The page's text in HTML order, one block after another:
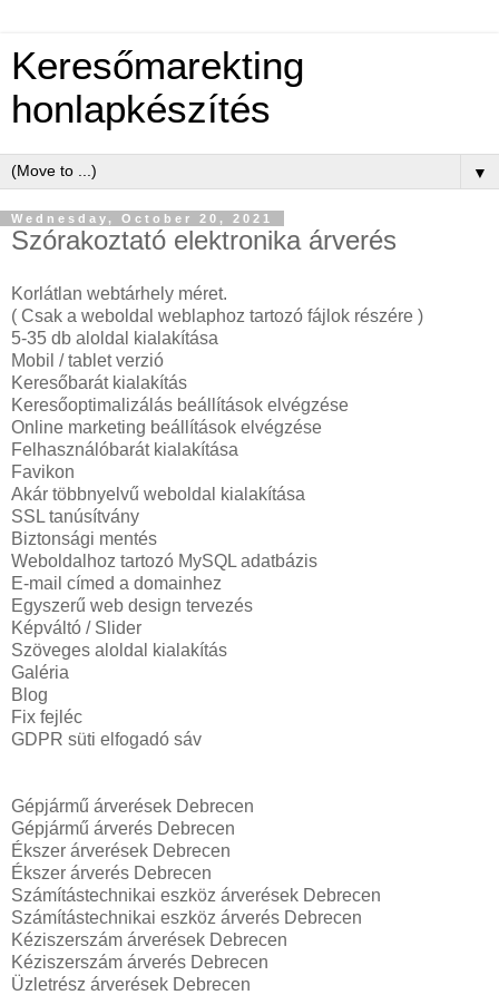
Keresőmarekting
honlapkészítés
▼
Wednesday, October 20, 2021
Szórakoztató elektronika árverés
Korlátlan webtárhely méret.
( Csak a weboldal weblaphoz tartozó fájlok részére )
5-35 db aloldal kialakítása
Mobil / tablet verzió
Keresőbarát kialakítás
Keresőoptimalizálás beállítások elvégzése
Online marketing beállítások elvégzése
Felhasználóbarát kialakítása
Favikon
Akár többnyelvű weboldal kialakítása
SSL tanúsítvány
Biztonsági mentés
Weboldalhoz tartozó MySQL adatbázis
E-mail címed a domainhez
Egyszerű web design tervezés
Képváltó / Slider
Szöveges aloldal kialakítás
Galéria
Blog
Fix fejléc
GDPR süti elfogadó sáv
Gépjármű árverések Debrecen
Gépjármű árverés Debrecen
Ékszer árverések Debrecen
Ékszer árverés Debrecen
Számítástechnikai eszköz árverések Debrecen
Számítástechnikai eszköz árverés Debrecen
Kéziszerszám árverések Debrecen
Kéziszerszám árverés Debrecen
Üzletrész árverések Debrecen